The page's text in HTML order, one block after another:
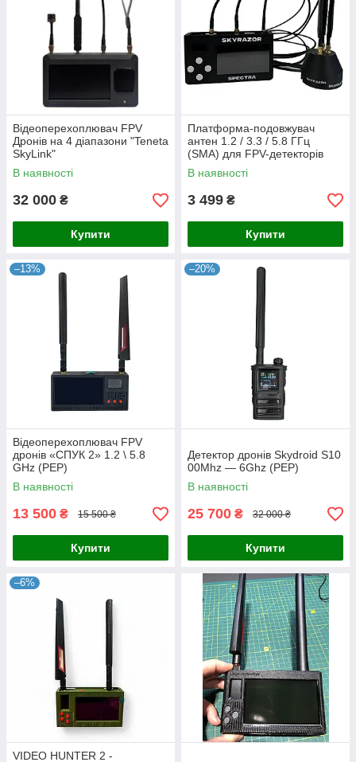
Відеоперехоплювач FPV
Дронів на 4 діапазони "Teneta
SkyLink"
(1.2ГГц;2.4ГГц;3.3ГГц;5.8ГГц
)В наявності
32 000 ₴
Купити
Платформа-подовжувач
антен 1.2 / 3.3 / 5.8 ГГц
(SMA) для FPV-детекторів
WHOOVER-3, SENSE-3,
Чуйка 3.0, Skyrazor "Spectra"
В наявності
3 499 ₴
Купити
–13%
Відеоперехоплювач FPV
дронів «СПУК 2» 1.2 \ 5.8
GHz (РЕР)
В наявності
13 500 ₴ 15 500 ₴
Купити
–20%
Детектор дронів Skydroid S10
00Мhz — 6Ghz (РЕР)
В наявності
25 700 ₴ 32 000 ₴
Купити
–6%
VIDEO HUNTER 2 -